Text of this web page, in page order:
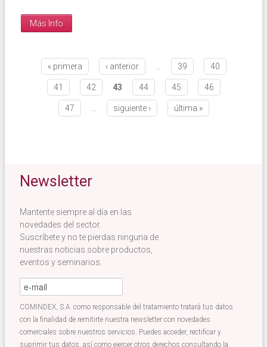
Más Info
Páginas
« primera ‹ anterior … 39 40
41 42 43 44 45 46
47 … siguiente › última »
Newsletter
Mantente siempre al día en las
novedades del sector.
Suscríbete y no te pierdas ninguna de
nuestras noticias sobre productos,
eventos y seminarios.
e-mail*
COMINDEX, S.A. como responsable del tratamiento tratará tus datos
con la finalidad de remitirte nuestra newsletter con novedades
comerciales sobre nuestros servicios. Puedes acceder, rectificar y
suprimir tus datos, así como ejercer otros derechos consultando la